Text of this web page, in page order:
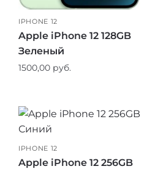
IPHONE 12
Apple iPhone 12 128GB
Зеленый
1500,00 руб.
IPHONE 12
Apple iPhone 12 256GB